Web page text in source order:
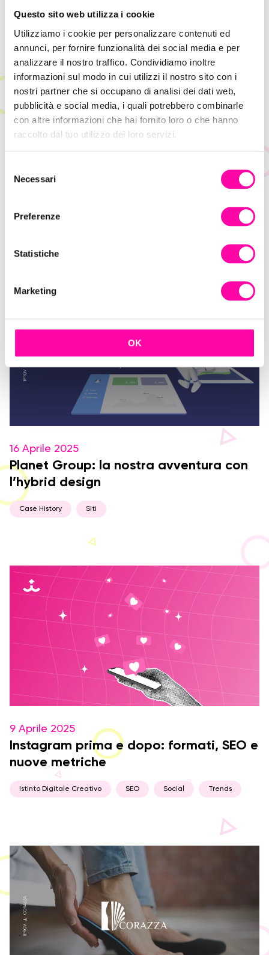
Questo sito web utilizza i cookie
Utilizziamo i cookie per personalizzare contenuti ed
annunci, per fornire funzionalità dei social media e per
analizzare il nostro traffico. Condividiamo inoltre
informazioni sul modo in cui utilizzi il nostro sito con i
nostri partner che si occupano di analisi dei dati web,
pubblicità e social media, i quali potrebbero combinarle
con altre informazioni che hai fornito loro o che hanno
raccolto dal tuo utilizzo dei loro servizi.
n
Necessari
Preferenze
Statistiche
Marketing
OK
Contenuti 4.0: (Ri) scrivi la storia con l’AI
SEO
16 Aprile 2025
Planet Group: la nostra avventura con
l’hybrid design
Case History Siti
9 Aprile 2025
Instagram prima e dopo: formati, SEO e
nuove metriche
Istinto Digitale Creativo SEO Social Trends